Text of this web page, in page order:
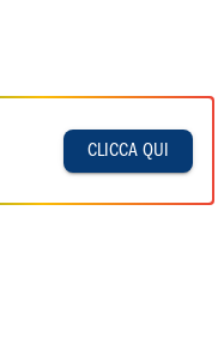
CLICCA QUI